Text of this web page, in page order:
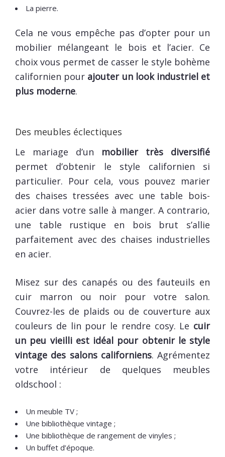
La pierre.
Cela ne vous empêche pas d’opter pour un
mobilier mélangeant le bois et l’acier. Ce
choix vous permet de casser le style bohème
californien pour ajouter un look industriel et
plus moderne.
Des meubles éclectiques
Le mariage d’un mobilier très diversifié
permet d’obtenir le style californien si
particulier. Pour cela, vous pouvez marier
des chaises tressées avec une table bois-
acier dans votre salle à manger. A contrario,
une table rustique en bois brut s’allie
parfaitement avec des chaises industrielles
en acier.
Misez sur des canapés ou des fauteuils en
cuir marron ou noir pour votre salon.
Couvrez-les de plaids ou de couverture aux
couleurs de lin pour le rendre cosy. Le cuir
un peu vieilli est idéal pour obtenir le style
vintage des salons californiens. Agrémentez
votre intérieur de quelques meubles
oldschool :
Un meuble TV ;
Une bibliothèque vintage ;
Une bibliothèque de rangement de vinyles ;
Un buffet d’époque.